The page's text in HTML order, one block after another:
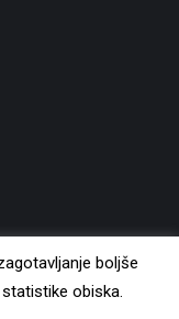
dopolnila Metagenics.
za uporabo. Pred
boljše
obiska.